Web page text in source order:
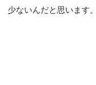
少ないんだと思います。